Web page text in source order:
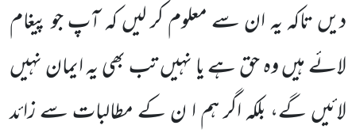
دیں تاکہ یہ ان سے معلوم کر لیں کہ آپ جو پیغام
لائے ہیں وہ حق ہے یا نہیں تب بھی یہ ایمان نہیں
لائیں گے، بلکہ اگر ہم ا ن کے مطالبات سے زائد